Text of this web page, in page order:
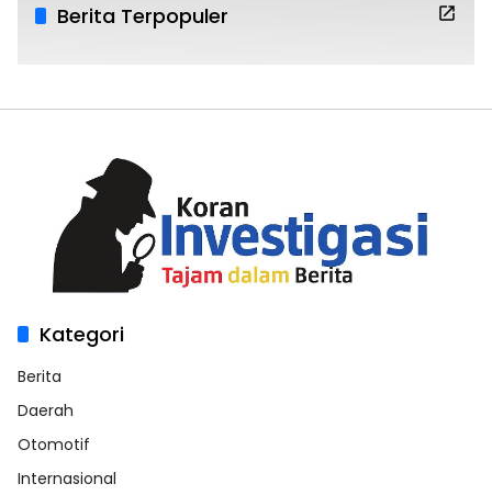
Berita Terpopuler
Kategori
Berita
Daerah
Otomotif
Internasional